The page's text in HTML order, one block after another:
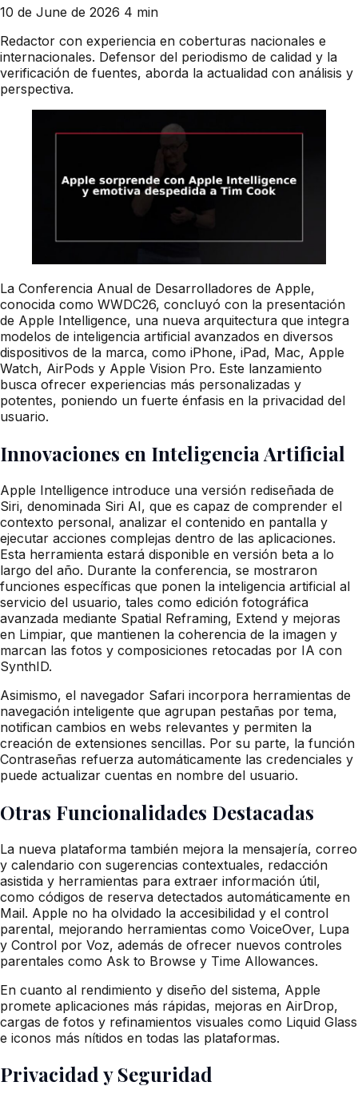
10 de June de 2026 4 min
Redactor con experiencia en coberturas nacionales e
internacionales. Defensor del periodismo de calidad y la
verificación de fuentes, aborda la actualidad con análisis y
perspectiva.
La Conferencia Anual de Desarrolladores de Apple,
conocida como WWDC26, concluyó con la presentación
de Apple Intelligence, una nueva arquitectura que integra
modelos de inteligencia artificial avanzados en diversos
dispositivos de la marca, como iPhone, iPad, Mac, Apple
Watch, AirPods y Apple Vision Pro. Este lanzamiento
busca ofrecer experiencias más personalizadas y
potentes, poniendo un fuerte énfasis en la privacidad del
usuario.
Innovaciones en Inteligencia Artificial
Apple Intelligence introduce una versión rediseñada de
Siri, denominada Siri AI, que es capaz de comprender el
contexto personal, analizar el contenido en pantalla y
ejecutar acciones complejas dentro de las aplicaciones.
Esta herramienta estará disponible en versión beta a lo
largo del año. Durante la conferencia, se mostraron
funciones específicas que ponen la inteligencia artificial al
servicio del usuario, tales como edición fotográfica
avanzada mediante Spatial Reframing, Extend y mejoras
en Limpiar, que mantienen la coherencia de la imagen y
marcan las fotos y composiciones retocadas por IA con
SynthID.
Asimismo, el navegador Safari incorpora herramientas de
navegación inteligente que agrupan pestañas por tema,
notifican cambios en webs relevantes y permiten la
creación de extensiones sencillas. Por su parte, la función
Contraseñas refuerza automáticamente las credenciales y
puede actualizar cuentas en nombre del usuario.
Otras Funcionalidades Destacadas
La nueva plataforma también mejora la mensajería, correo
y calendario con sugerencias contextuales, redacción
asistida y herramientas para extraer información útil,
como códigos de reserva detectados automáticamente en
Mail. Apple no ha olvidado la accesibilidad y el control
parental, mejorando herramientas como VoiceOver, Lupa
y Control por Voz, además de ofrecer nuevos controles
parentales como Ask to Browse y Time Allowances.
En cuanto al rendimiento y diseño del sistema, Apple
promete aplicaciones más rápidas, mejoras en AirDrop,
cargas de fotos y refinamientos visuales como Liquid Glass
e iconos más nítidos en todas las plataformas.
Privacidad y Seguridad